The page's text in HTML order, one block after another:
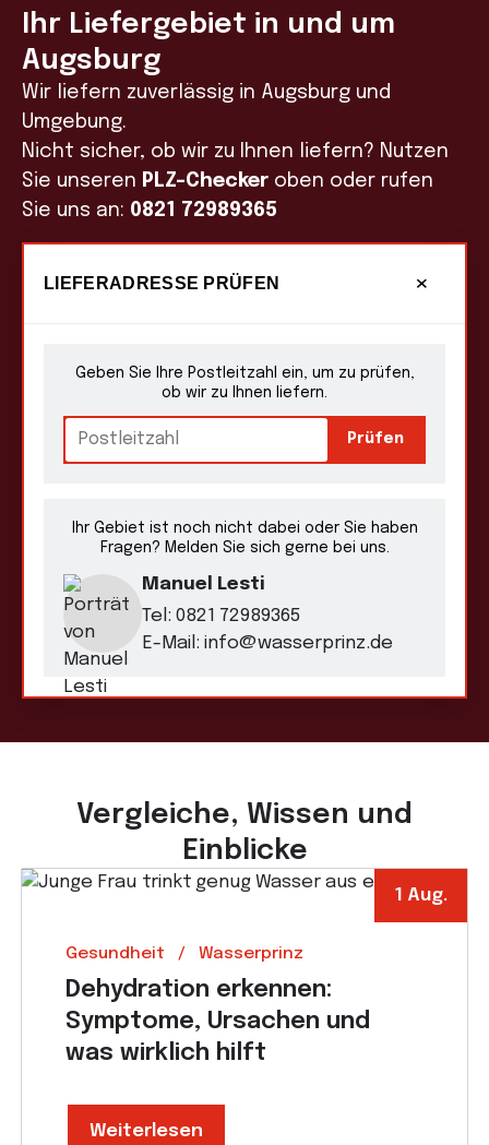
Ihr Liefergebiet in und um
Augsburg
Wir liefern zuverlässig in Augsburg und
Umgebung.
Nicht sicher, ob wir zu Ihnen liefern? Nutzen
Sie unseren PLZ-Checker oben oder rufen
Sie uns an: 0821 72989365
LIEFERADRESSE PRÜFEN ×
Geben Sie Ihre Postleitzahl ein, um zu prüfen,
ob wir zu Ihnen liefern.
Postleitzahl
Prüfen
Ihr Gebiet ist noch nicht dabei oder Sie haben
Fragen? Melden Sie sich gerne bei uns.
Manuel Lesti
Tel: 0821 72989365
E-Mail: info@wasserprinz.de
Vergleiche, Wissen und
Einblicke
1 Aug.
Gesundheit Wasserprinz
Dehydration erkennen:
Symptome, Ursachen und
was wirklich hilft
Weiterlesen